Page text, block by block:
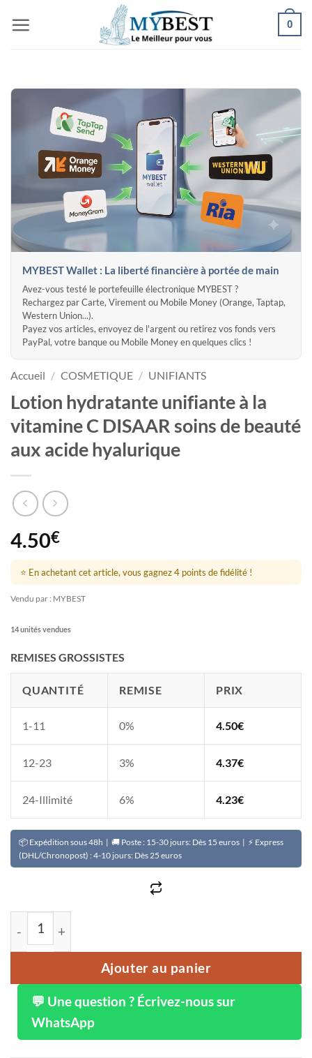
au
0
MYBEST Wallet : La liberté financière à portée de main
Avez-vous testé le portefeuille électronique MYBEST ?
Rechargez par Carte, Virement ou Mobile Money (Orange, Taptap,
Western Union...).
Payez vos articles, envoyez de l'argent ou retirez vos fonds vers
PayPal, votre banque ou Mobile Money en quelques clics !
Accueil / COSMETIQUE / UNIFIANTS
Lotion hydratante unifiante à la
vitamine C DISAAR soins de beauté
aux acide hyalurique
4.50€
⭐ En achetant cet article, vous gagnez 4 points de fidélité !
Vendu par : MYBEST
14 unités vendues
REMISES GROSSISTES
QUANTITÉ REMISE PRIX
1-11 0% 4.50€
12-23 3% 4.37€
24-Illimité 6% 4.23€
📦 Expédition sous 48h | 🚚 Poste : 15-30 jours: Dès 15 euros | ⚡ Express
(DHL/Chronopost) : 4-10 jours: Dès 25 euros
quantité de Lotion hydratante unifiante à la vitamine C
Ajouter au panier
💬 Une question ? Écrivez-nous sur
WhatsApp